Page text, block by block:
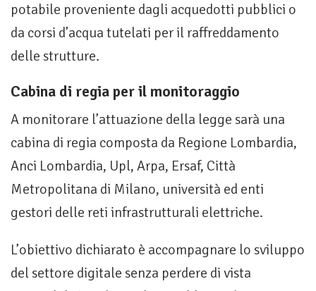
potabile proveniente dagli acquedotti pubblici o
da corsi d’acqua tutelati per il raffreddamento
delle strutture.
Cabina di regia per il monitoraggio
A monitorare l’attuazione della legge sarà una
cabina di regia composta da Regione Lombardia,
Anci Lombardia, Upl, Arpa, Ersaf, Città
Metropolitana di Milano, università ed enti
gestori delle reti infrastrutturali elettriche.
L’obiettivo dichiarato è accompagnare lo sviluppo
del settore digitale senza perdere di vista